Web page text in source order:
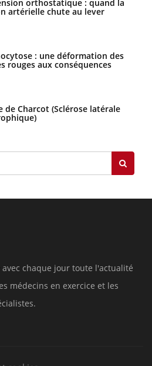
orthostatique : quand la
artérielle chute au lever
: une déformation des
rouges aux conséquences
de Charcot (Sclérose latérale
chaque jour toute l'actualité
médecins en exercice et les